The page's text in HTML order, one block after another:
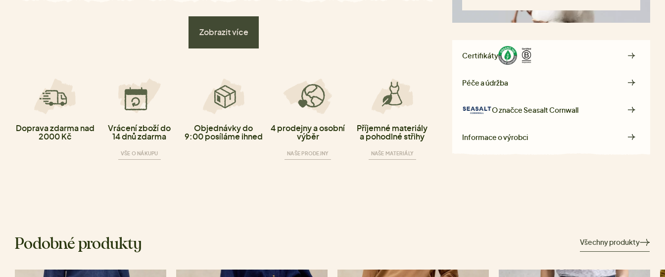
Zobrazit více
Doprava zdarma nad
2000 Kč
Vrácení zboží do
14 dnů zdarma
VŠE O NÁKUPU
Objednávky do
9:00 posíláme ihned
4 prodejny a osobní
výběr
NAŠE PRODEJNY
Příjemné materiály
a pohodlné střihy
NAŠE MATERIÁLY
Certifikáty
Péče a údržba
O značceSeasalt Cornwall
Informace o výrobci
Podobné produkty Všechny produkty